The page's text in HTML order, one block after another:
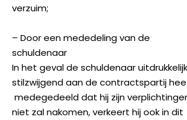
verzuim;
– Door een mededeling van de
schuldenaar
In het geval de schuldenaar
stilzwijgend aan de contractspartij
medegedeeld dat hij zijn
niet zal nakomen, verkeert hij ook in dit